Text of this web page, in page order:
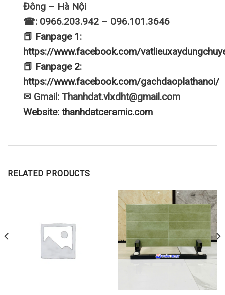
Đông – Hà Nội
☎: 0966.203.942 – 096.101.3646
📕 Fanpage 1:
https://www.facebook.com/
📕 Fanpage 2:
https://www.facebook.com/gachdaoplathanoi/
✉ Gmail: Thanhdat.vlxdht@gmail.com
Website: thanhdatceramic.com
RELATED PRODUCTS